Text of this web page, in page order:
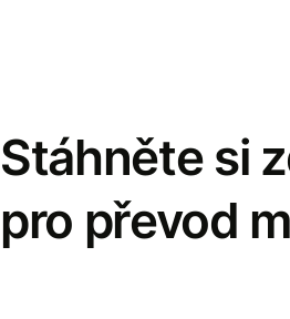
Stáhněte si
pro převod